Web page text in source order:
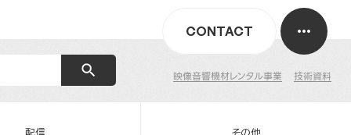
映像音響機材レンタル事業 技術資料
CONTACT